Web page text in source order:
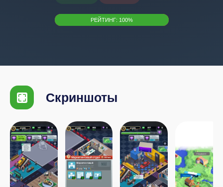
РЕЙТИНГ: 100%
Скриншоты